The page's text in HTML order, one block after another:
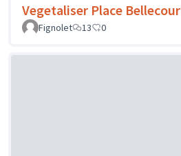
Vegetaliser Place Bellecour
Fignolet
13 0